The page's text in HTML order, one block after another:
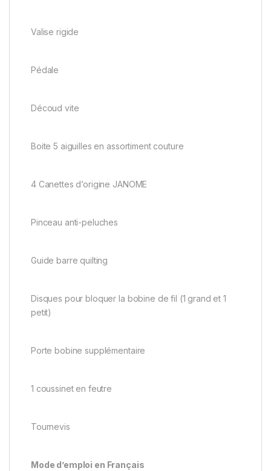
Valise rigide
Pédale
Découd vite
Boite 5 aiguilles en assortiment couture
4 Canettes d’origine JANOME
Pinceau anti-peluches
Guide barre quilting
Disques pour bloquer la bobine de fil (1 grand et 1
petit)
Porte bobine supplémentaire
1 coussinet en feutre
Tournevis
Mode d’emploi en Français